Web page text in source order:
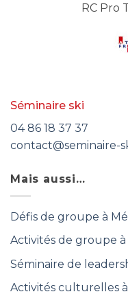
RC Pro
Séminaire ski
04 86 18 37 37
contact@seminaire-
Mais aussi…
Défis de groupe à
Activités de groupe
Séminaire de
Activités culturelles